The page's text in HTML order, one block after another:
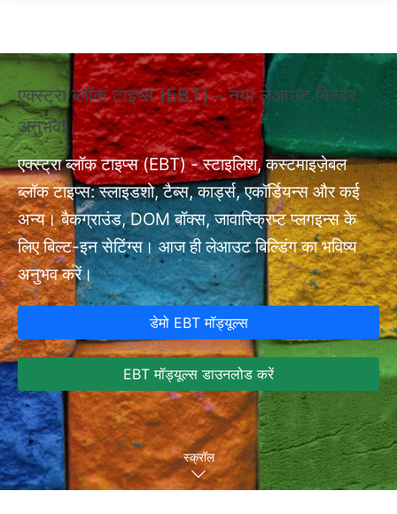
एक्स्ट्रा ब्लॉक टाइप्स (EBT) - नया लेआउट बिल्डर
अनुभव❗
एक्स्ट्रा ब्लॉक टाइप्स (EBT) - स्टाइलिश, कस्टमाइज़ेबल
ब्लॉक टाइप्स: स्लाइडशो, टैब्स, कार्ड्स, एकॉर्डियन्स और कई
अन्य। बैकग्राउंड, DOM बॉक्स, जावास्क्रिप्ट प्लगइन्स के
लिए बिल्ट-इन सेटिंग्स। आज ही लेआउट बिल्डिंग का भविष्य
अनुभव करें।
डेमो EBT मॉड्यूल्स
EBT मॉड्यूल्स डाउनलोड करें
स्क्रॉल